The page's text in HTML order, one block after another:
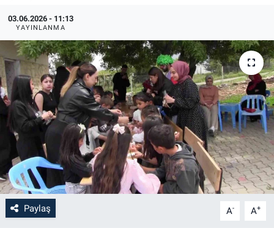
03.06.2026 - 11:13
YAYINLANMA
Paylaş A- A+